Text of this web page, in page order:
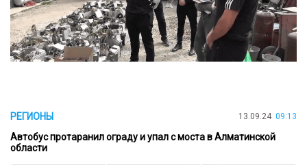
РЕГИОНЫ 13.09.24 09:13
Автобус протаранил ограду и упал с моста в Алматинской
области